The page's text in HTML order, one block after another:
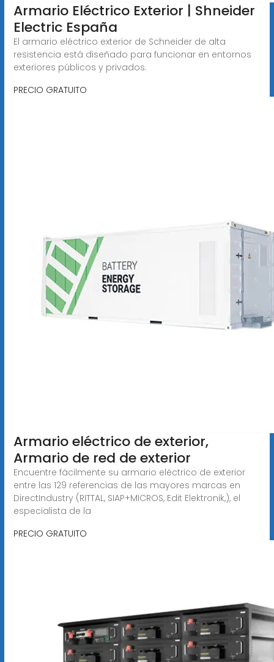
Armario Eléctrico Exterior | Shneider
Electric España
El armario eléctrico exterior de Schneider de alta
resistencia está diseñado para funcionar en entornos
exteriores públicos y privados.
PRECIO GRATUITO
Armario eléctrico de exterior,
Armario de red de exterior
Encuentre fácilmente su armario eléctrico de exterior
entre las 129 referencias de las mayores marcas en
DirectIndustry (RITTAL, SIAP+MICROS, Edit Elektronik,), el
especialista de la
PRECIO GRATUITO